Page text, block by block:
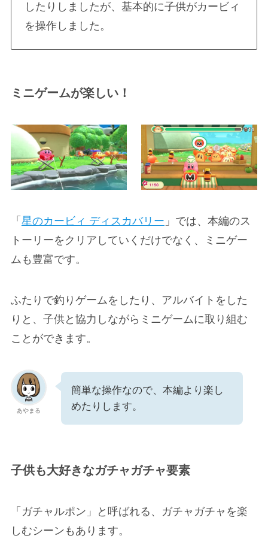
したりしましたが、基本的に子供がカービィ
を操作しました。
ミニゲームが楽しい！
「 星のカービィ ディスカバリー 」では、本編のス
トーリーをクリアしていくだけでなく、ミニゲー
ムも豊富です。
ふたりで釣りゲームをしたり、アルバイトをした
りと、子供と協力しながらミニゲームに取り組む
ことができます。
あやまる
簡単な操作なので、本編より楽し
めたりします。
子供も大好きなガチャガチャ要素
「ガチャルポン」と呼ばれる、ガチャガチャを楽
しむシーンもあります。